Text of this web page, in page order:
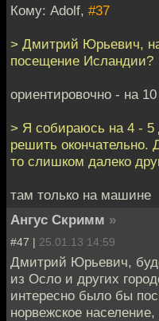
Кому: Adolf, #37
> Дмитрий Юрьевич,
посещение Исландии?
ориентировочно - на 10
> Я собираюсь на 4 - 5
решить окончательно.
то слишком далеко
там только на машине
Ангус Скримм »
#47 | 25.01.13 14:59
Дмитрий Юрьевич,
из Осло и других
интересно было бы
норвежское